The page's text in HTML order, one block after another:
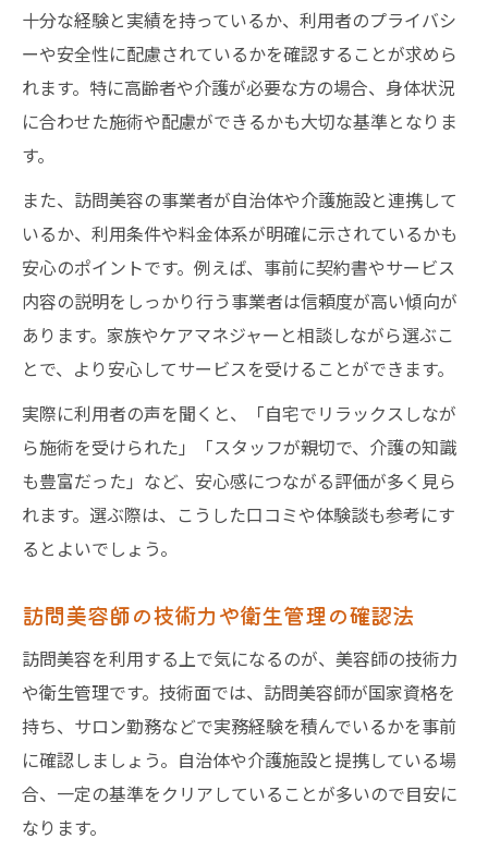
十分な経験と実績を持っているか、利用者のプライバシ
ーや安全性に配慮されているかを確認することが求めら
れます。特に高齢者や介護が必要な方の場合、身体状況
に合わせた施術や配慮ができるかも大切な基準となりま
す。
また、訪問美容の事業者が自治体や介護施設と連携して
いるか、利用条件や料金体系が明確に示されているかも
安心のポイントです。例えば、事前に契約書やサービス
内容の説明をしっかり行う事業者は信頼度が高い傾向が
あります。家族やケアマネジャーと相談しながら選ぶこ
とで、より安心してサービスを受けることができます。
実際に利用者の声を聞くと、「自宅でリラックスしなが
ら施術を受けられた」「スタッフが親切で、介護の知識
も豊富だった」など、安心感につながる評価が多く見ら
れます。選ぶ際は、こうした口コミや体験談も参考にす
るとよいでしょう。
訪問美容師の技術力や衛生管理の確認法
訪問美容を利用する上で気になるのが、美容師の技術力
や衛生管理です。技術面では、訪問美容師が国家資格を
持ち、サロン勤務などで実務経験を積んでいるかを事前
に確認しましょう。自治体や介護施設と提携している場
合、一定の基準をクリアしていることが多いので目安に
なります。